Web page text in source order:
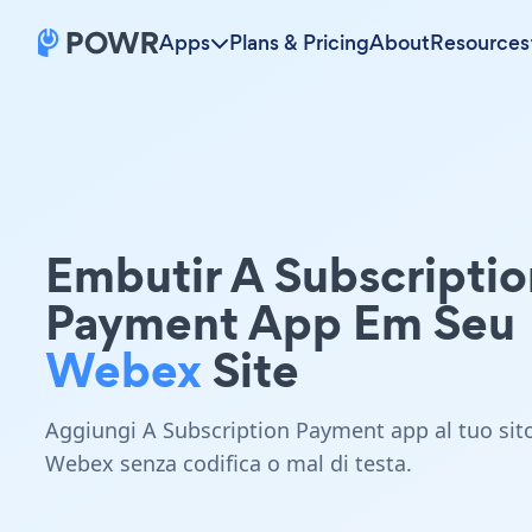
Apps Plans & PricingAboutResources
Embutir A
Payment App Em Seu
WebexSite
Aggiungi A Subscription Payment app al tuo
Webex senza codifica o mal di testa.